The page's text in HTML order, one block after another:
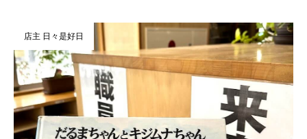
店主 日々是好日